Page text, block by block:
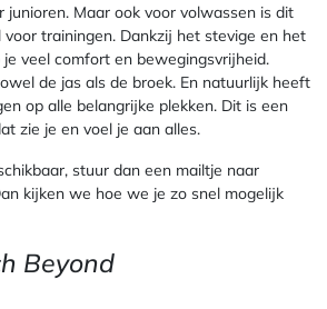
Maar ook voor volwassen is dit
trainingen. Dankzij het stevige en het
veel comfort en bewegingsvrijheid.
de jas als de broek. En natuurlijk heeft
op alle belangrijke plekken. Dit is een
zie je en voel je aan alles.
stuur dan een mailtje naar
kijken we hoe we je zo snel mogelijk
Beyond